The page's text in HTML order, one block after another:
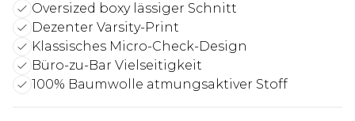
Oversized boxy lässiger Schnitt
Dezenter Varsity-Print
Klassisches Micro-Check-Design
Büro-zu-Bar Vielseitigkeit
100% Baumwolle atmungsaktiver Stoff